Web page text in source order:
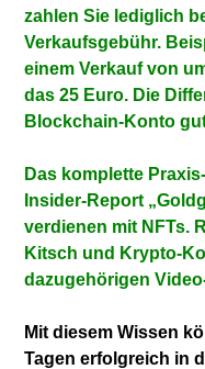
zahlen Sie lediglich
Verkaufsgebühr.
einem Verkauf von
das 25 Euro. Die
Blockchain-Konto
Das komplette
Insider-Report
verdienen mit NFTs.
Kitsch und Krypto-
dazugehörigen
Mit diesem Wissen
Tagen erfolgreich in